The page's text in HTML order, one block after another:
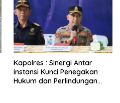
Kapolres : Sinergi Antar
instansi Kunci Penegakan
Hukum dan Perlindungan